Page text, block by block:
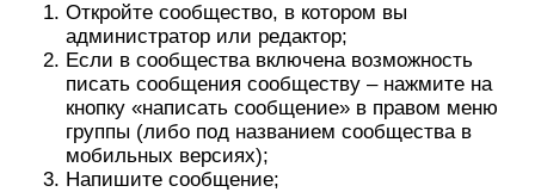
Откройте сообщество, в котором вы
администратор или редактор;
Если в сообщества включена возможность
писать сообщения сообществу – нажмите на
кнопку «написать сообщение» в правом меню
группы (либо под названием сообщества в
мобильных версиях);
Напишите сообщение;